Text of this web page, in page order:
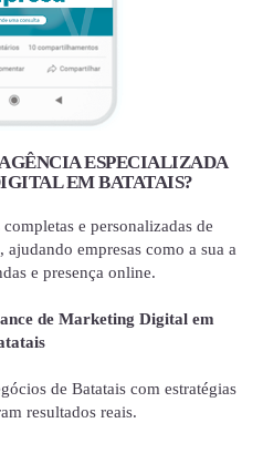
ESPECIALIZADA
EM BATATAIS?
e personalizadas de
empresas como a sua a
e presença online.
de Marketing Digital em
de Batatais com estratégias
resultados reais.